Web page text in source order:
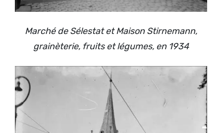
Marché de Sélestat et Maison Stirnemann,
grainèterie, fruits et légumes, en 1934